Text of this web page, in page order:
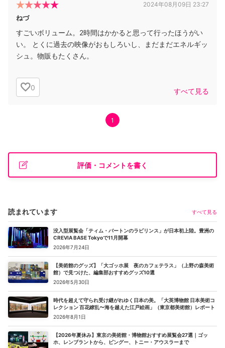
2024年08月09日 23:27
ねづ
すごいボリューム。2時間はかかると思って行ったほうがい
い。 とくに過去の映像がおもしろいし、まだまだエネルギッ
シュ。物販もたくさん。
0 すべて見る
1
評価・コメントを書く
読まれています すべて見る
没入型展覧会「ティム・バートンのラビリンス」が日本初上陸。豊洲の
CREVIA BASE Tokyoで11月開幕
2026年7月24日
【美術館のグッズ】「大ゴッホ展 夜のカフェテラス」（上野の森美術
館）で見つけた、編集部おすすめグッズ10選
2026年5月30日
時代を超えて守られ受け継がれゆく日本の美。「大英博物館 日本美術コ
レクション 百花繚乱〜海を越えた江戸絵画」（東京都美術館）レポート
2026年8月1日
【2026年夏休み】東京の美術館・博物館おすすめ展覧会27選｜ゴッ
ホ、レンブラントから、ピングー、トニー・アウスラーまで